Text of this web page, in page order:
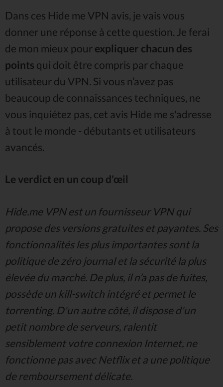
Dans ces Hide me VPN avis, je vais vous
donner une réponse à cette question. Je ferai
de mon mieux pour expliquer chacun des
points qui doit être compris par chaque
utilisateur du VPN. Si vous n’avez pas
beaucoup de connaissances techniques, ne
vous inquiétez pas, cet avis Hide me s'adresse
à tout le monde - débutants et utilisateurs
avancés.
Le verdict en un coup d'œil
Hide.me VPN est un fournisseur VPN qui
propose des versions gratuites et payantes. Ses
fonctionnalités les plus importantes sont la
politique de zéro journal et la sécurité la plus
élevée du marché. De plus, il n’a pas de fuites,
possède un kill-switch intégré et permet le
torrenting. D'un autre côté, il dispose d'un
petit nombre de serveurs, ralentit
sensiblement votre connexion Internet, ne
fonctionne pas avec Netflix et a une politique
de remboursement délicate.